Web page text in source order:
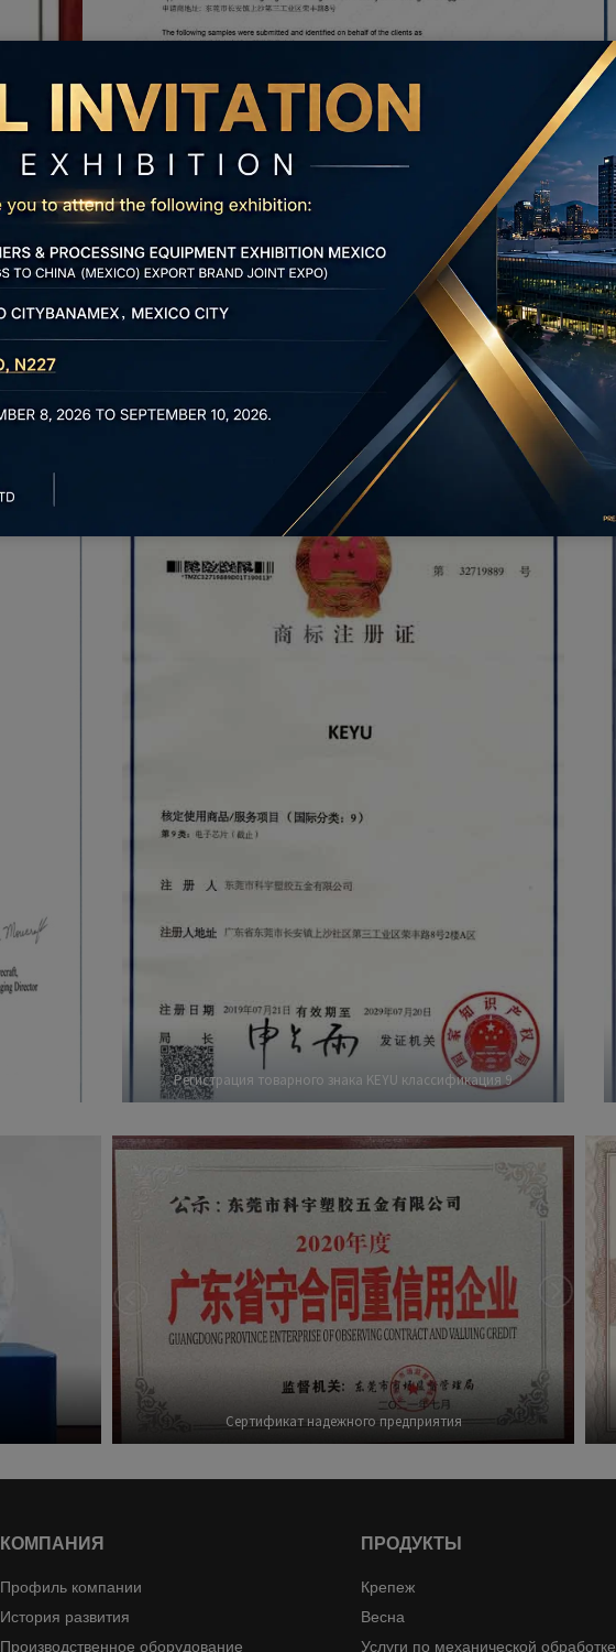
Отчет об испытаниях CPST
Регистрация товарного знака KEYU классификация 9
Сертификат надежного предприятия
КОМПАНИЯ
Профиль компании
История развития
Производственное оборудование
ПРОДУКТЫ
Крепеж
Весна
Услуги по механической обработке